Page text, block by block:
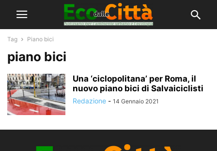
Tag Piano bici
piano bici
Una ‘ciclopolitana’ per Roma, il
nuovo piano bici di Salvaiciclisti
Redazione - 14 Gennaio 2021